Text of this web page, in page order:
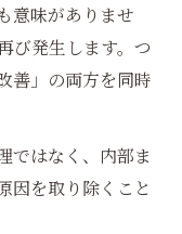
意味がありませ
び発生します。つ
善」の両方を同時
ではなく、内部ま
因を取り除くこと